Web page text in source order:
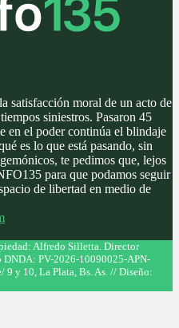
satisfacción moral de un acto de
siniestros. Pasaron 45
en el poder continúa el blindaje
es lo que está pasando, sin
te pedimos que, lejos
para que podamos seguir
de libertad en medio de
Alfredo Silletta. Director
PV-2026-10090025-APN-
y 10, La Plata, Bs. As. // Diseño: